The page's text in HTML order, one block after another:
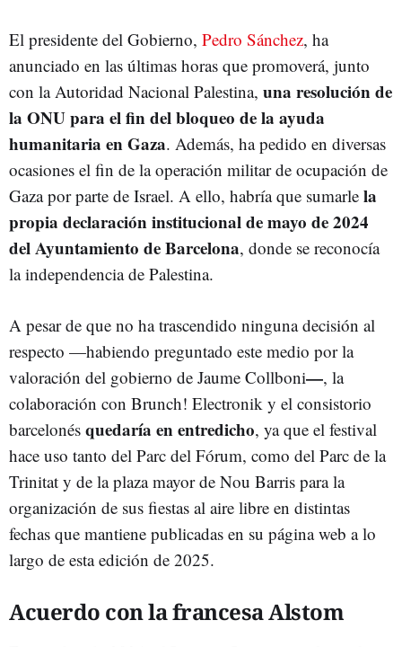
El presidente del Gobierno, Pedro Sánchez, ha
anunciado en las últimas horas que promoverá, junto
con la Autoridad Nacional Palestina, una resolución de
la ONU para el fin del bloqueo de la ayuda
humanitaria en Gaza. Además, ha pedido en diversas
ocasiones el fin de la operación militar de ocupación de
Gaza por parte de Israel. A ello, habría que sumarle la
propia declaración institucional de mayo de 2024
del Ayuntamiento de Barcelona, donde se reconocía
la independencia de Palestina.
A pesar de que no ha trascendido ninguna decisión al
respecto —habiendo preguntado este medio por la
valoración del gobierno de Jaume Collboni—, la
colaboración con Brunch! Electronik y el consistorio
barcelonés quedaría en entredicho, ya que el festival
hace uso tanto del Parc del Fórum, como del Parc de la
Trinitat y de la plaza mayor de Nou Barris para la
organización de sus fiestas al aire libre en distintas
fechas que mantiene publicadas en su página web a lo
largo de esta edición de 2025.
Acuerdo con la francesa Alstom